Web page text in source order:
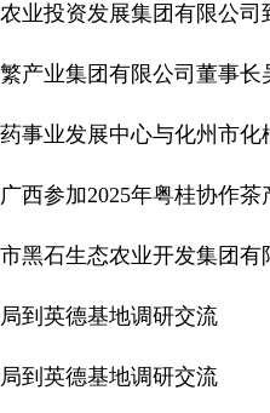
业投资发展集团有限公
产业集团有限公司董事
事业发展中心与化州市
西参加2025年粤桂协作
黑石生态农业开发集团有
到英德基地调研交流
到英德基地调研交流